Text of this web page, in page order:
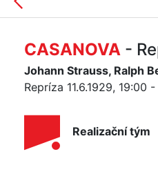
CASANOVA -
Johann Strauss, Ralph
Repríza 11.6.1929, 19:00
Realizační tým